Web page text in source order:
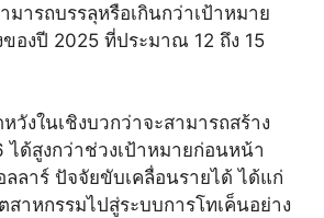
มารถบรรลุหรือเกินกว่าเป้าหมาย
ของปี 2025 ที่ประมาณ 12 ถึง 15
วังในเชิงบวกว่าจะสามารถสร้าง
ได้สูงกว่าช่วงเป้าหมายก่อนหน้า
ลาร์ ปัจจัยขับเคลื่อนรายได้ ได้แก่
สาหกรรมไปสู่ระบบการโทเค็นอย่าง